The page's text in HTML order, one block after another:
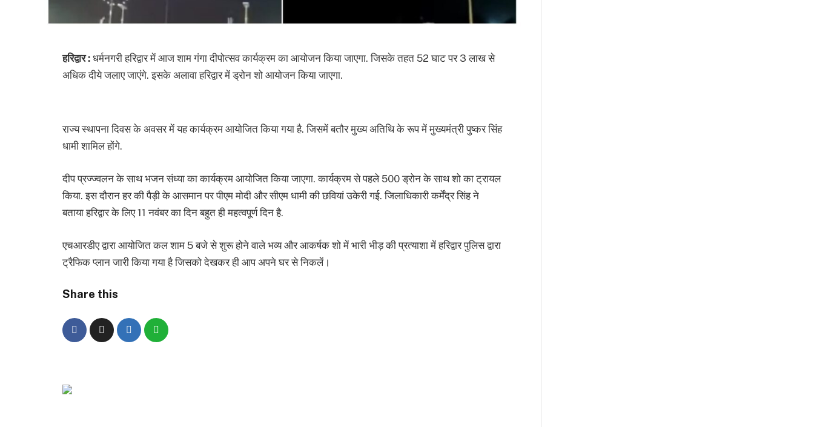
हरिद्वार : धर्मनगरी हरिद्वार में आज शाम गंगा दीपोत्सव कार्यक्रम का आयोजन किया जाएगा. जिसके तहत 52 घाट पर 3 लाख से
अधिक दीये जलाए जाएंगे. इसके अलावा हरिद्वार में ड्रोन शो आयोजन किया जाएगा.
राज्य स्थापना दिवस के अवसर में यह कार्यक्रम आयोजित किया गया है. जिसमें बतौर मुख्य अतिथि के रूप में मुख्यमंत्री पुष्कर सिंह
धामी शामिल होंगे.
दीप प्रज्ज्वलन के साथ भजन संध्या का कार्यक्रम आयोजित किया जाएगा. कार्यक्रम से पहले 500 ड्रोन के साथ शो का ट्रायल
किया. इस दौरान हर की पैड़ी के आसमान पर पीएम मोदी और सीएम धामी की छवियां उकेरी गई. जिलाधिकारी कर्मेंद्र सिंह ने
बताया हरिद्वार के लिए 11 नवंबर का दिन बहुत ही महत्वपूर्ण दिन है.
एचआरडीए द्वारा आयोजित कल शाम 5 बजे से शुरू होने वाले भव्य और आकर्षक शो में भारी भीड़ की प्रत्याशा में हरिद्वार पुलिस द्वारा
ट्रैफिक प्लान जारी किया गया है जिसको देखकर ही आप अपने घर से निकलें।
Share this